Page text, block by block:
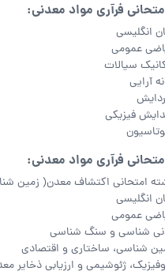
فرآری مواد معدنی:
انگلیسی
عمومی
سیالات
آرایی
فیزیکی
فرآری مواد معدنی:
امتحانی اکتشاف معدن( زمین
انگلیسی
عمومی
شناسی و سنگ شناسی
شناسی، ساختاری و اقتصادی
ژئوشیمی و ارزیابی ذخایر